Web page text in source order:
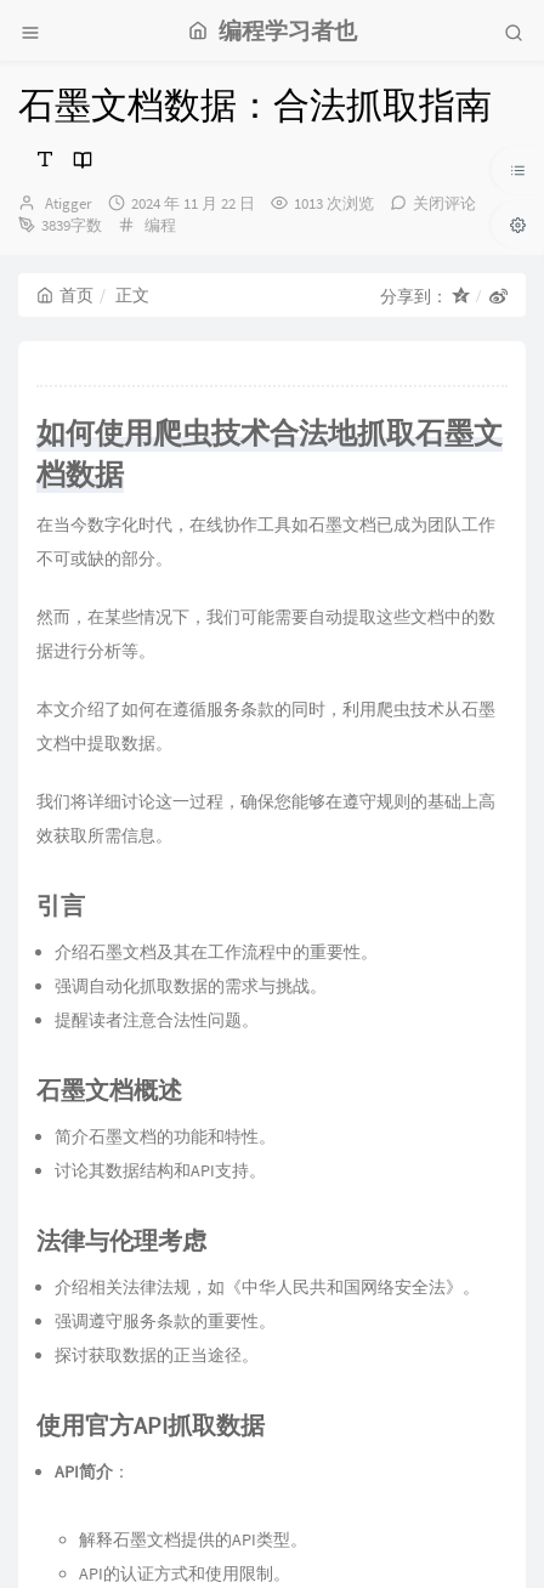
编程学习者也
石墨文档数据：合法抓取指南
博
主：
Atigger
发
布
2024 年 11 月 22 日 1013 次浏览
关闭评论
3839字数
分
编程
首页 正文 分享到：
如何使用爬虫技术合法地抓取石墨文
档数据
在当今数字化时代，在线协作工具如石墨文档已成为团队工作
不可或缺的部分。
然而，在某些情况下，我们可能需要自动提取这些文档中的数
据进行分析等。
本文介绍了如何在遵循服务条款的同时，利用爬虫技术从石墨
文档中提取数据。
我们将详细讨论这一过程，确保您能够在遵守规则的基础上高
效获取所需信息。
引言
介绍石墨文档及其在工作流程中的重要性。
强调自动化抓取数据的需求与挑战。
提醒读者注意合法性问题。
石墨文档概述
简介石墨文档的功能和特性。
讨论其数据结构和API支持。
法律与伦理考虑
介绍相关法律法规，如《中华人民共和国网络安全法》。
强调遵守服务条款的重要性。
探讨获取数据的正当途径。
使用官方API抓取数据
API简介 ：
解释石墨文档提供的API类型。
API的认证方式和使用限制。